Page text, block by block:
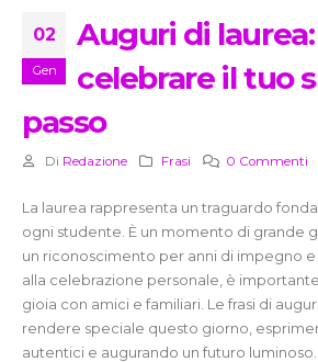
02
Gen
Auguri di
celebrare il tuo
passo
Di Redazione Frasi 0 Commenti
La laurea rappresenta un traguardo
ogni studente. È un momento di grande
un riconoscimento per anni di impegno
alla celebrazione personale, è
gioia con amici e familiari. Le frasi di
rendere speciale questo giorno,
autentici e augurando un futuro